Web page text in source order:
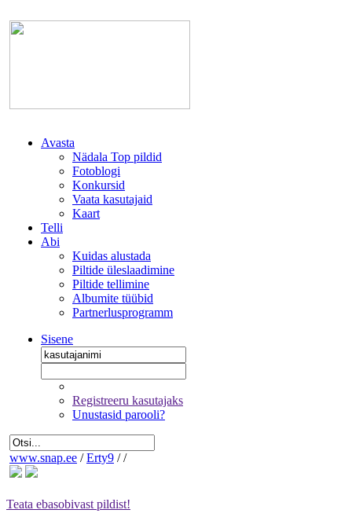
Avasta
Nädala Top pildid
Fotoblogi
Konkursid
Vaata kasutajaid
Kaart
Telli
Abi
Kuidas alustada
Piltide üleslaadimine
Piltide tellimine
Albumite tüübid
Partnerlusprogramm
Sisene
Registreeru kasutajaks
Unustasid parooli?
www.snap.ee / Erty9 / /
Teata ebasobivast pildist!